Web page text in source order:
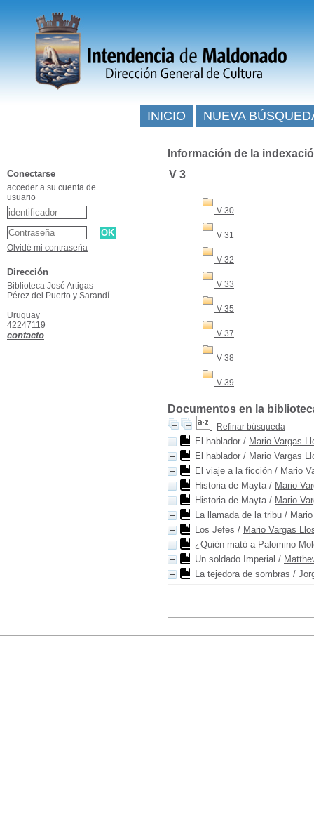
Información de la
V 3
V 30
V 31
V 32
V 33
V 35
V 37
V 38
V 39
Documentos en la
Refinar búsqueda
El hablador / Mario Vargas
El hablador / Mario Vargas
El viaje a la ficción / Mario
Historia de Mayta/ Mario
Historia de Mayta/ Mario
La llamada de la tribu /
Los Jefes / Mario Vargas
¿Quién mató a Palomino
Un soldado Imperial /
La tejedora de sombras /
INICIO NUEVA
Conectarse
acceder a su cuenta de
usuario
Olvidé mi contraseña
Dirección
Biblioteca José Artigas
Pérez del Puerto y Sarandí
Uruguay
42247119
contacto